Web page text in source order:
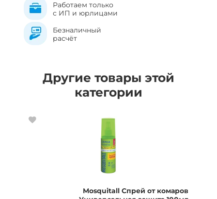
Работаем только
с ИП и юрлицами
Безналичный
расчёт
Другие товары этой
категории
Mosquitall Спрей от комаров